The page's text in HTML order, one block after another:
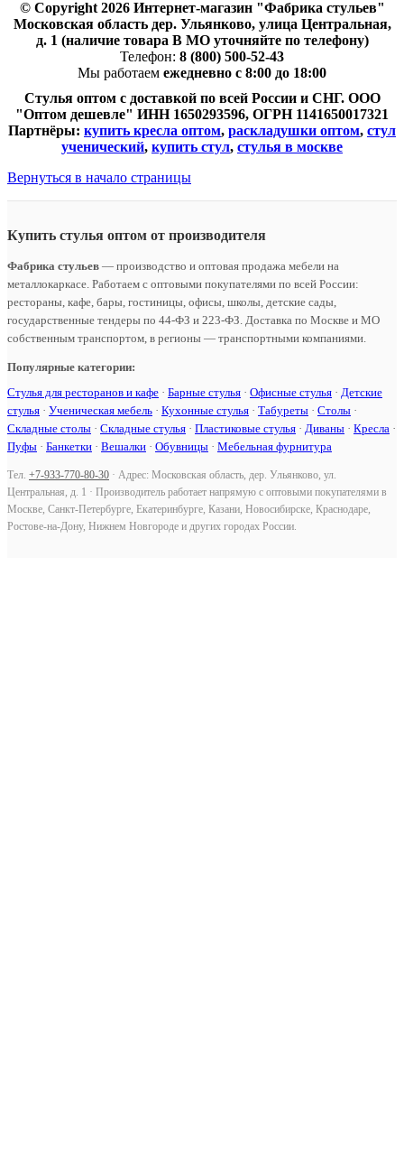
© Copyright 2026 Интернет-магазин "Фабрика стульев"
Московская область дер. Ульянково, улица Центральная,
д. 1 (наличие товара В МО уточняйте по телефону)
Телефон: 8 (800) 500-52-43
Мы работаем ежедневно с 8:00 до 18:00
Стулья оптом с доставкой по всей России и СНГ. ООО
"Оптом дешевле" ИНН 1650293596, ОГРН 1141650017321
Партнёры: купить кресла оптом, раскладушки оптом, стул
ученический, купить стул, стулья в москве
Вернуться в начало страницы
Купить стулья оптом от производителя
Фабрика стульев — производство и оптовая продажа мебели на
металлокаркасе. Работаем с оптовыми покупателями по всей России:
рестораны, кафе, бары, гостиницы, офисы, школы, детские сады,
государственные тендеры по 44-ФЗ и 223-ФЗ. Доставка по Москве и МО
собственным транспортом, в регионы — транспортными компаниями.
Популярные категории:
Стулья для ресторанов и кафе · Барные стулья · Офисные стулья · Детские
стулья · Ученическая мебель · Кухонные стулья · Табуреты · Столы ·
Складные столы · Складные стулья · Пластиковые стулья · Диваны · Кресла ·
Пуфы · Банкетки · Вешалки · Обувницы · Мебельная фурнитура
Тел. +7-933-770-80-30 · Адрес: Московская область, дер. Ульянково, ул.
Центральная, д. 1 · Производитель работает напрямую с оптовыми покупателями в
Москве, Санкт-Петербурге, Екатеринбурге, Казани, Новосибирске, Краснодаре,
Ростове-на-Дону, Нижнем Новгороде и других городах России.